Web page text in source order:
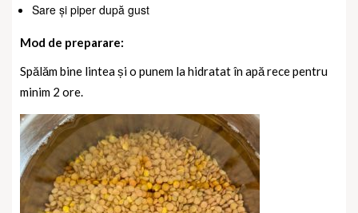
Sare și piper după gust
Mod de preparare:
Spălăm bine lintea și o punem la hidratat în apă rece pentru
minim 2 ore.